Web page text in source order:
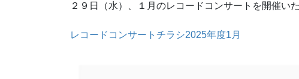
２９日（水）、１月のレコードコンサートを開催い
レコードコンサートチラシ2025年度1月